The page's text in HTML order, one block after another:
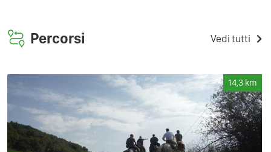
Percorsi Vedi tutti
14,3 km